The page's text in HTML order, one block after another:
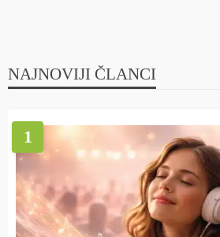
NAJNOVIJI ČLANCI
1